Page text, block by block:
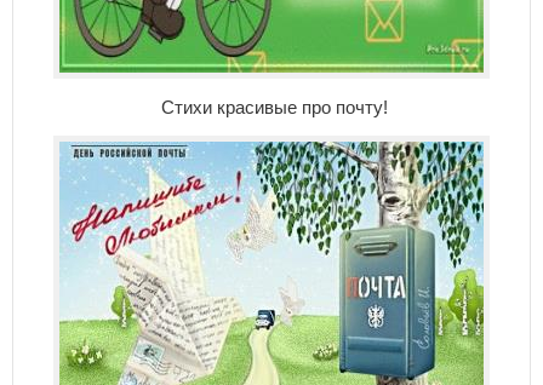
Стихи красивые про почту!